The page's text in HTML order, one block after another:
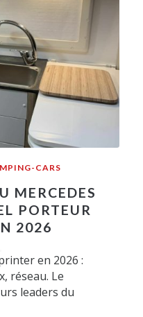
CARS
MERCEDES
PORTEUR
2026
en 2026 :
réseau. Le
leaders du